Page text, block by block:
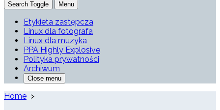
Search Toggle Menu
Etykieta zastępcza
Linux dla fotografa
Linux dla muzyka
PPA Highly Explosive
Polityka prywatności
Archiwum
Close menu
Home >